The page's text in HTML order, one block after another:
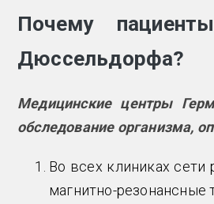
Почему
Дюссельдорфа?
Медицинские центры
обследование организма,
Во всех клиниках
магнитно-резонансные